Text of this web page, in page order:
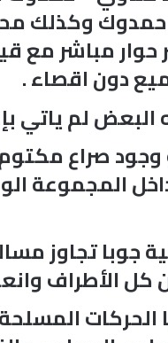
وكذلك
حوار مباشر مع
دون اقصاء .
البعض لم ياتي
وجود صراع
المجموعة
جوبا تجاوز
الأطراف